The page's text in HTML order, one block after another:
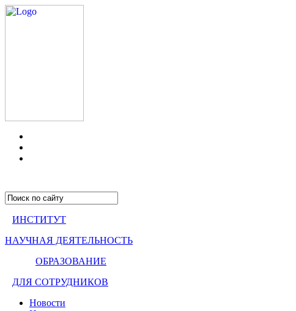
ИНСТИТУТ
НАУЧНАЯ ДЕЯТЕЛЬНОСТЬ
ОБРАЗОВАНИЕ
ДЛЯ СОТРУДНИКОВ
Новости